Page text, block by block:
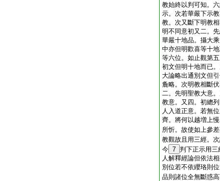
教始終以判可知。
示。次若華嚴下示
教。次又斷下明教
明不同意初又二。
華嚴十地品。攝大
中亦但明歡喜等十
等六位。如止觀第
初文但明十地而已
大論略出通別文但
麁略。次明教相斷
二。先明聖教大意
教意。又四。初總
人入道正意。若無
齊。將何以越増上
所忻。故使如上參
教觀故且用三經。
今 7 判下正示用三
人解釋經論但依法
別位若不依纓珞則
品則諸位全無斷惑